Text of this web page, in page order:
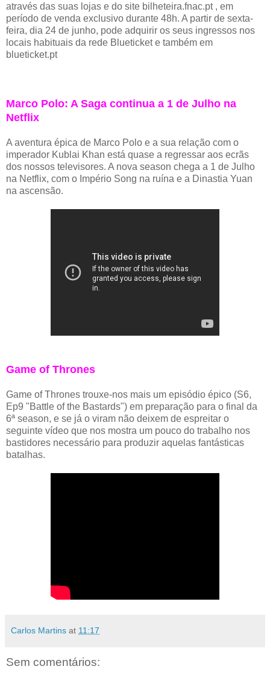
através das suas lojas e do site bilheteira.fnac.pt , em
período de venda exclusivo durante 48h. A partir de sexta-
feira, dia 24 de junho, pode adquirir os seus ingressos nos
locais habituais da rede Blueticket e também em
blueticket.pt
Marco Polo: A Saga continua a 1 de Julho na
Netflix
A aventura épica de Marco Polo e a sua relação com o
imperador Kublai Khan está quase a regressar aos ecrãs
dos nossos televisores. A nova season chega a 1 de Julho
na Netflix, com o Império Song na ruína e a Dinastia Yuan
na ascensão.
Game of Thrones
Game of Thrones trouxe-nos mais um episódio épico (S6,
Ep9 "Battle of the Bastards") em preparação para o final da
6ª season, e se já o viram não deixem de espreitar o
seguinte vídeo que nos mostra um pouco do trabalho nos
bastidores necessário para produzir aquelas fantásticas
batalhas.
Carlos Martins at 11:17
Sem comentários: